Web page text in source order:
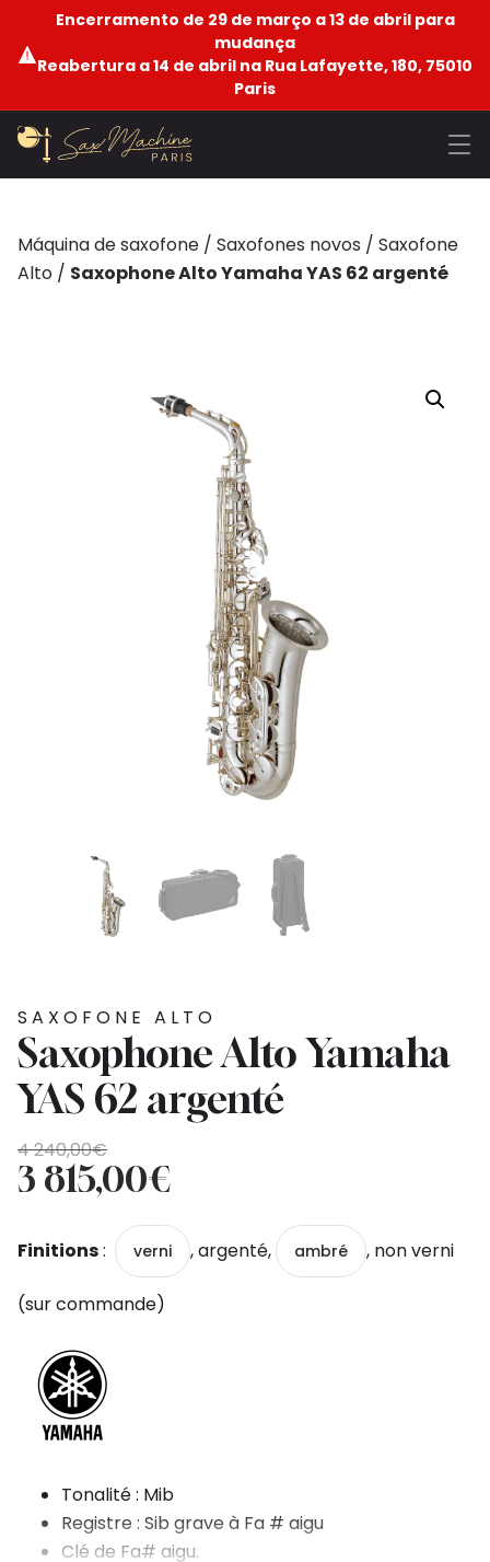
Encerramento de 29 de março a 13 de abril para
mudança
Reabertura a 14 de abril na Rua Lafayette, 180, 75010
Paris
Máquina de saxofone / Saxofones novos / Saxofone
Alto / Saxophone Alto Yamaha YAS 62 argenté
SAXOFONE ALTO
Saxophone Alto Yamaha
YAS 62 argenté
4 240,00€
O
preço
original
4
240,00€.
3 815,00€
O
preço
atual
3
815,00€.
Finitions: verni , argenté, ambré , non verni
(sur commande)
Tonalité : Mib
Registre : Sib grave à Fa # aigu
Clé de Fa# aigu.